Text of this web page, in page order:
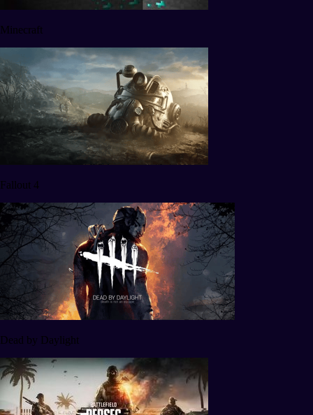
Minecraft
Fallout 4
Dead by Daylight